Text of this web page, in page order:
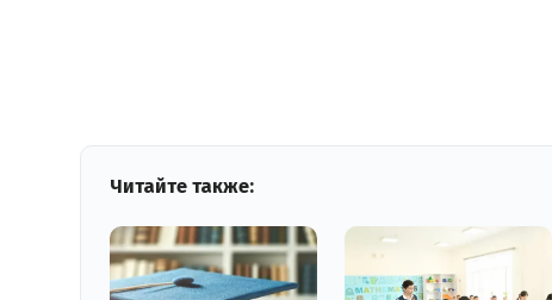
Читайте также: